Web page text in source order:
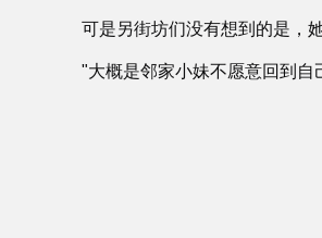
可是另街坊们没有想到的是，
"大概是邻家小妹不愿意回到